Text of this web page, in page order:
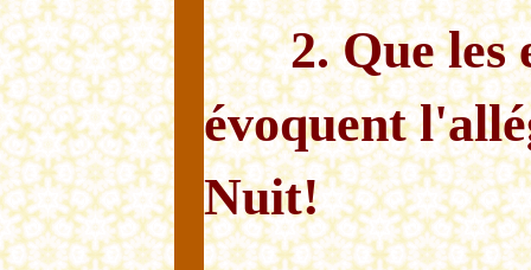
2. Que les
évoquent
Nuit!